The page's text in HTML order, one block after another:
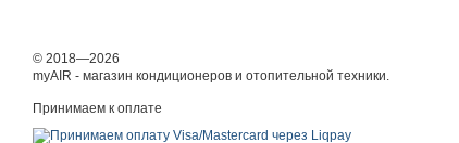
© 2018—2026
myAIR - магазин кондиционеров и отопительной техники.
Принимаем к оплате